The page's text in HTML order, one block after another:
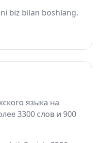
biz bilan boshlang.
языка на
3300 слов и 900